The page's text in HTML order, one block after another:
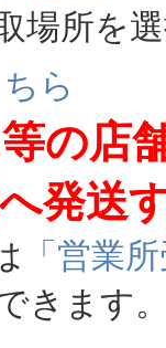
場所を
ら
の店
発送
「営業
きます